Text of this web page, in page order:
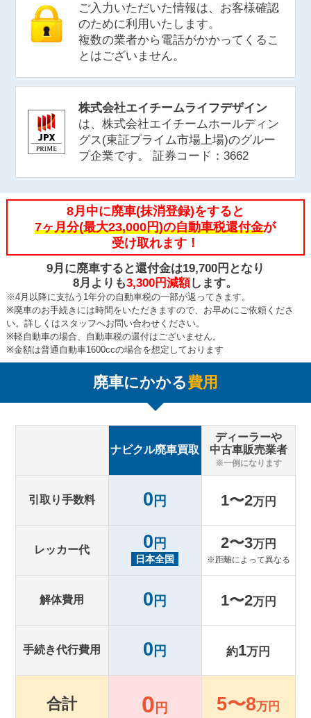
ご入力いただいた情報は、お客様確認
のために利用いたします。
複数の業者から電話がかかってくるこ
とはございません。
株式会社エイチームライフデザイン
は、株式会社エイチームホールディン
グス(東証プライム市場上場)のグルー
プ企業です。 証券コード：3662
8月中に廃車(抹消登録)をすると
7ヶ月分(最大23,000円)の自動車税還付金が
受け取れます！
9月に廃車すると還付金は19,700円となり
8月よりも3,300円減額します。
※4月以降に支払う1年分の自動車税の一部が返ってきます。
※廃車のお手続きには時間をいただきますので、お早めにご依頼くださ
い。詳しくはスタッフへお問い合わせください。
※軽自動車の場合、自動車税の還付はございません。
※金額は普通自動車1600ccの場合を想定しております
廃車にかかる費用
ナビクル廃車買取
ディーラーや
中古車販売業者
※一例になります
引取り手数料 0 円 1〜2万円
レッカー代 0 円
日本全国
2〜3万円
※距離によって異なる
解体費用 0 円 1〜2万円
手続き代行費用 0 円 約1万円
合計 0 円 5〜8万円